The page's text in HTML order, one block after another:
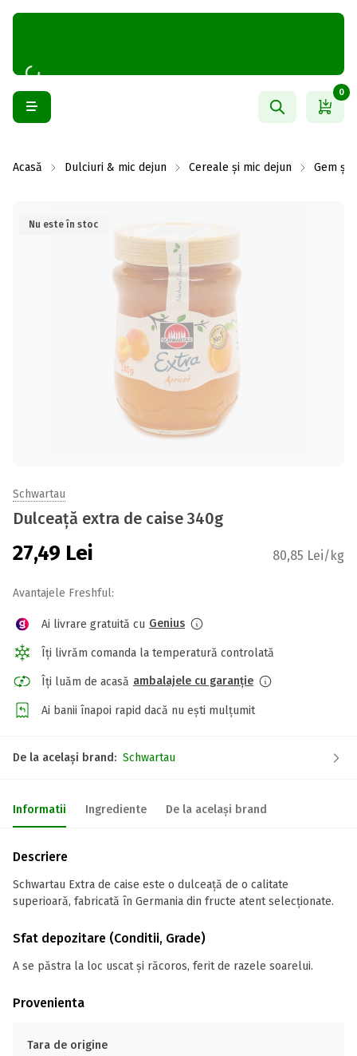
0
Acasă Dulciuri & mic dejun Cereale și mic dejun Gem și
Nu este în stoc
Schwartau
Dulceață extra de caise 340g
27,49 Lei 80,85 Lei/kg
Avantajele Freshful:
Ai livrare gratuită cu Genius
Îți livrăm comanda la temperatură controlată
Îți luăm de acasă ambalajele cu garanție
Ai banii înapoi rapid dacă nu ești mulțumit
De la același brand: Schwartau
Informatii Ingrediente De la același brand
Descriere
Schwartau Extra de caise este o dulceață de o calitate
superioară, fabricată în Germania din fructe atent selecționate.
Sfat depozitare (Conditii, Grade)
A se păstra la loc uscat și răcoros, ferit de razele soarelui.
Provenienta
Tara de origine